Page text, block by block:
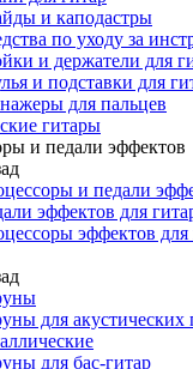
и каподастры
по уходу за
и держатели для
и подставки для
для пальцев
гитары
и педали эффектов
и педали
эффектов для
эффектов для
для акустических
для бас-гитар